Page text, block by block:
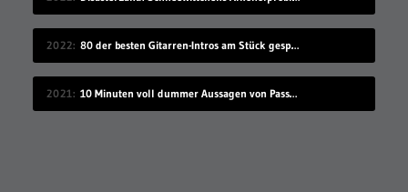
2022 80 der besten Gitarren-Intros am Stück gespielt
2021 10 Minuten voll dummer Aussagen von Passant*innen